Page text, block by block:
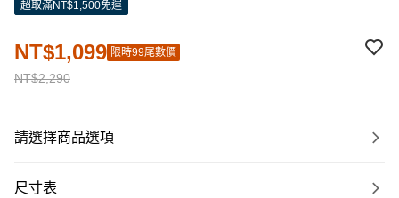
超取滿NT$1,500免運
NT$2,290
NT$1,099 限時99尾數價
請選擇商品選項
尺寸表